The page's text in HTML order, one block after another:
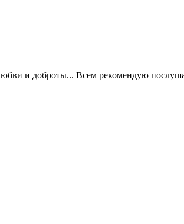
и доброты... Всем рекомендую